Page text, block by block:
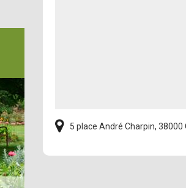
5 place André Charpin, 38000